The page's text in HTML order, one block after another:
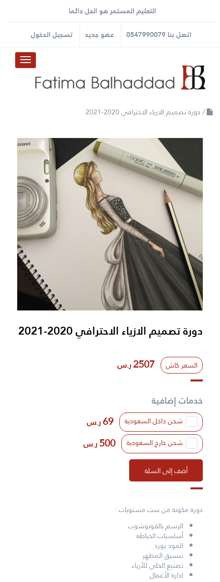
التعليم المستمر هو الحل دائما
اﺗﺼﻞ ﺑﻨﺎ0547990079 ﻋﻀﻮ ﺟﺪﻳﺪ ﺗﺴﺠﻴﻞ اﻟﺪﺧﻮﻝ
Toggle
/ دورة تصميم الازياء الاحترافي 2020-2021
دورة تصميم الازياء الاحترافي 2020-2021
السعر كاش 2507ر.س
خدمات إضافية
شحن داخل السعودية 69ر.س
شحن خارج السعودية 500ر.س
أضف إلى السلة
دورة مكونة من ست مستويات :
الرسم بالفوتوشوب
أساسيات الخياطه
المود بورد
تنسيق المظهر
تصنيع الحلي للأزياء
ادارة الأعمال